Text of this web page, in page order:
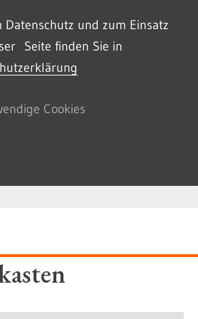
und zum Einsatz
Seite finden Sie in
Cookies